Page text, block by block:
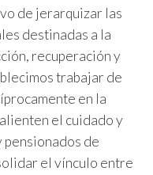
de jerarquizar las
destinadas a la
recuperación y
trabajar de
en la
el cuidado y
de
el vínculo entre